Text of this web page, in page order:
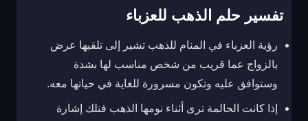
تفسير حلم الذهب للعزباء
رؤية العزباء في المنام للذهب تشير إلى تلقيها عرض
بالزواج عما قريب من شخص مناسب لها بشدة
وستوافق عليه وتكون مسرورة للغاية في حياتها معه.
إذا كانت الحالمة ترى أثناء نومها الذهب فتلك إشارة